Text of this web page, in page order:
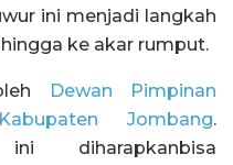
ini menjadi langkah
ke akar rumput.
Dewan Pimpinan
Jombang.
diharapkanbisa